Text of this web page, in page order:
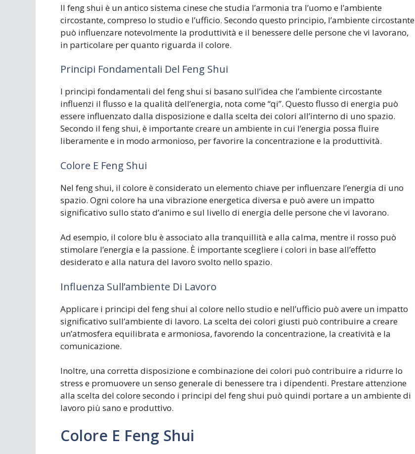
Il feng shui è un antico sistema cinese che studia l’armonia tra l’uomo e l’ambiente
circostante, compreso lo studio e l’ufficio. Secondo questo principio, l’ambiente circostante
può influenzare notevolmente la produttività e il benessere delle persone che vi lavorano,
in particolare per quanto riguarda il colore.
Principi Fondamentali Del Feng Shui
I principi fondamentali del feng shui si basano sull’idea che l’ambiente circostante
influenzi il flusso e la qualità dell’energia, nota come “qi”. Questo flusso di energia può
essere influenzato dalla disposizione e dalla scelta dei colori all’interno di uno spazio.
Secondo il feng shui, è importante creare un ambiente in cui l’energia possa fluire
liberamente e in modo armonioso, per favorire la concentrazione e la produttività.
Colore E Feng Shui
Nel feng shui, il colore è considerato un elemento chiave per influenzare l’energia di uno
spazio. Ogni colore ha una vibrazione energetica diversa e può avere un impatto
significativo sullo stato d’animo e sul livello di energia delle persone che vi lavorano.
Ad esempio, il colore blu è associato alla tranquillità e alla calma, mentre il rosso può
stimolare l’energia e la passione. È importante scegliere i colori in base all’effetto
desiderato e alla natura del lavoro svolto nello spazio.
Influenza Sull’ambiente Di Lavoro
Applicare i principi del feng shui al colore nello studio e nell’ufficio può avere un impatto
significativo sull’ambiente di lavoro. La scelta dei colori giusti può contribuire a creare
un’atmosfera equilibrata e armoniosa, favorendo la concentrazione, la creatività e la
comunicazione.
Inoltre, una corretta disposizione e combinazione dei colori può contribuire a ridurre lo
stress e promuovere un senso generale di benessere tra i dipendenti. Prestare attenzione
alla scelta del colore secondo i principi del feng shui può quindi portare a un ambiente di
lavoro più sano e produttivo.
Colore E Feng Shui